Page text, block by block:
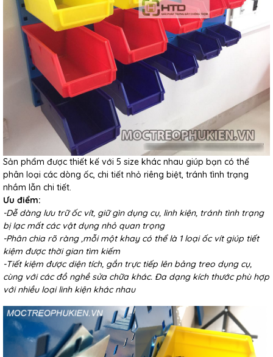
Sản phẩm được thiết kế với 5 size khác nhau giúp bạn có thể
phân loại các dòng ốc, chi tiết nhỏ riêng biệt, tránh tình trạng
nhầm lẫn chi tiết.
Ưu điểm:
-Dễ dàng lưu trữ ốc vít, giữ gìn dụng cụ, linh kiện, tránh tình trạng
bị lạc mất các vật dụng nhỏ quan trọng
-Phân chia rõ ràng ,mỗi một khay có thể là 1 loại ốc vít giúp tiết
kiệm được thời gian tìm kiếm
-Tiết kiệm được diện tích, gắn trực tiếp lên bảng treo dụng cụ,
cùng với các đồ nghề sửa chữa khác. Đa dạng kích thước phù hợp
với nhiều loại linh kiện khác nhau